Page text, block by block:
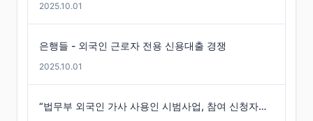
2025.10.01
은행들 - 외국인 근로자 전용 신용대출 경쟁
2025.10.01
“법무부 외국인 가사 사용인 시범사업, 참여 신청자는 미미”